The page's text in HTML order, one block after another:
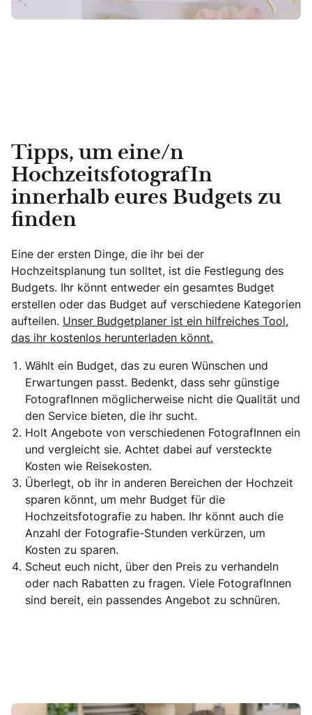
Tipps, um eine/n
HochzeitsfotografIn
innerhalb eures Budgets zu
finden
Eine der ersten Dinge, die ihr bei der
Hochzeitsplanung tun solltet, ist die Festlegung des
Budgets. Ihr könnt entweder ein gesamtes Budget
erstellen oder das Budget auf verschiedene Kategorien
aufteilen. Unser Budgetplaner ist ein hilfreiches Tool,
das ihr kostenlos herunterladen könnt.
Wählt ein Budget, das zu euren Wünschen und
Erwartungen passt. Bedenkt, dass sehr günstige
FotografInnen möglicherweise nicht die Qualität und
den Service bieten, die ihr sucht.
Holt Angebote von verschiedenen FotografInnen ein
und vergleicht sie. Achtet dabei auf versteckte
Kosten wie Reisekosten.
Überlegt, ob ihr in anderen Bereichen der Hochzeit
sparen könnt, um mehr Budget für die
Hochzeitsfotografie zu haben. Ihr könnt auch die
Anzahl der Fotografie-Stunden verkürzen, um
Kosten zu sparen.
Scheut euch nicht, über den Preis zu verhandeln
oder nach Rabatten zu fragen. Viele FotografInnen
sind bereit, ein passendes Angebot zu schnüren.